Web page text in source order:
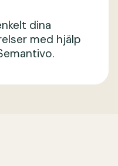
dina
med hjälp